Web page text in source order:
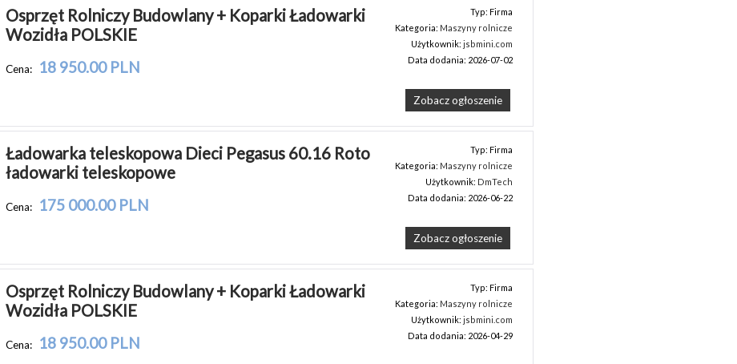
Osprzęt Rolniczy Budowlany + Koparki Ładowarki
Wozidła POLSKIE
Cena: 18 950.00 PLN
Typ: Firma
Kategoria: Maszyny rolnicze
Użytkownik:jsbmini.com
Data dodania: 2026-07-02
Zobacz ogłoszenie
Ładowarka teleskopowa Dieci Pegasus 60.16 Roto
ładowarki teleskopowe
Cena: 175 000.00 PLN
Typ: Firma
Kategoria: Maszyny rolnicze
Użytkownik: DmTech
Data dodania: 2026-06-22
Zobacz ogłoszenie
Osprzęt Rolniczy Budowlany + Koparki Ładowarki
Wozidła POLSKIE
Cena: 18 950.00 PLN
Typ: Firma
Kategoria: Maszyny rolnicze
Użytkownik:jsbmini.com
Data dodania: 2026-04-29